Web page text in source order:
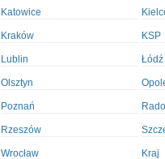
Katowice
Kraków KSP
Lublin Łódź
Olsztyn
Poznań
Rzeszów
Wrocław Kraj